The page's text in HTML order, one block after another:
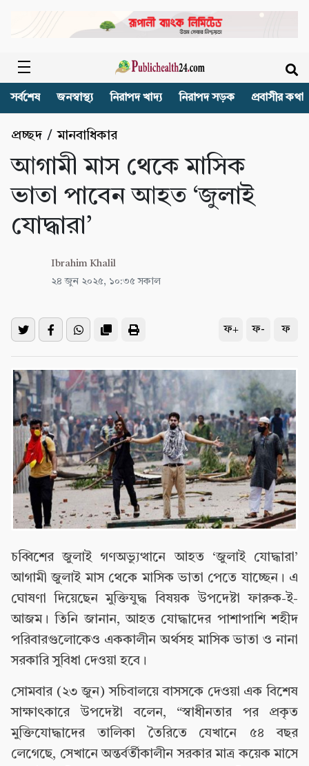
সর্বশেষ জনস্বাস্থ্য নিরাপদ খাদ্য নিরাপদ সড়ক প্রবাসীর কথা
প্রচ্ছদ /মানবাধিকার
আগামী মাস থেকে মাসিক
ভাতা পাবেন আহত ‘জুলাই
যোদ্ধারা’
Ibrahim Khalil
২৪ জুন ২০২৫, ১০:৩৫ সকাল
ফ+ ফ- ফ
চব্বিশের জুলাই গণঅভ্যুত্থানে আহত ‘জুলাই যোদ্ধারা’
আগামী জুলাই মাস থেকে মাসিক ভাতা পেতে যাচ্ছেন। এ
ঘোষণা দিয়েছেন মুক্তিযুদ্ধ বিষয়ক উপদেষ্টা ফারুক-ই-
আজম। তিনি জানান, আহত যোদ্ধাদের পাশাপাশি শহীদ
পরিবারগুলোকেও এককালীন অর্থসহ মাসিক ভাতা ও নানা
সরকারি সুবিধা দেওয়া হবে।
সোমবার (২৩ জুন) সচিবালয়ে বাসসকে দেওয়া এক বিশেষ
সাক্ষাৎকারে উপদেষ্টা বলেন, “স্বাধীনতার পর প্রকৃত
মুক্তিযোদ্ধাদের তালিকা তৈরিতে যেখানে ৫৪ বছর
লেগেছে, সেখানে অন্তর্বর্তীকালীন সরকার মাত্র কয়েক মাসে